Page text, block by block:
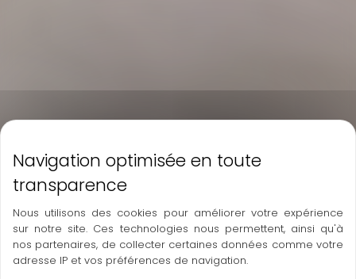
Nous utilisons des cookies pour améliorer votre expérience
sur notre site. Ces technologies nous permettent, ainsi qu'à
nos partenaires, de collecter certaines données comme votre
adresse IP et vos préférences de navigation.